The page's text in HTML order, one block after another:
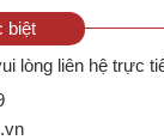
biệt
lòng liên hệ trực